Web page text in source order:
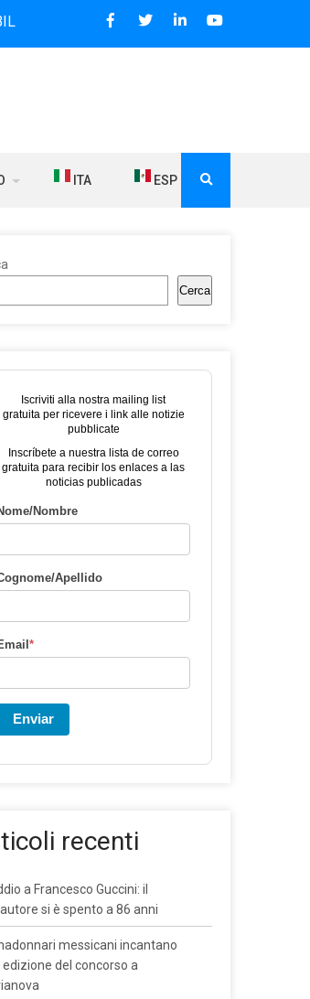
DAL 2006 DIFFONDE NOTIZIE SUI
ITA ESP
Cerca
Iscriviti alla nostra mailing list
gratuita per ricevere i link alle notizie
pubblicate
Inscríbete a nuestra lista de correo
gratuita para recibir los enlaces a las
noticias publicadas
Nombre
Apellido
*
Enviar
recenti
a Francesco Guccini: il
si è spento a 86 anni
messicani incantano
edizione del concorso a